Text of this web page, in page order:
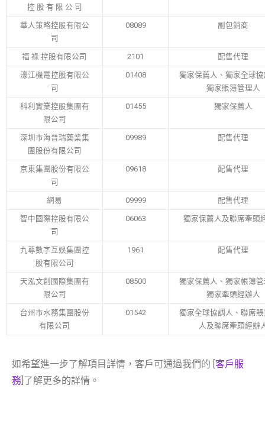
控 股 有 限 公 司
華人策略控股有限公
司
08089 副包銷商
福 祿 控股有限公司 2101 配售代理
濠江機電控股有限公
司
01408
獨家保薦人、獨家全球
獨家賬簿管理人
科利實業控股集團有
限公司
01455 獨家保薦人
深圳市海普瑞藥業集
團股份有限公司
09989 配售代理
京東集團股份有限公
司
09618 配售代理
網易 09999 配售代理
智中國際控股有限公
司
06063 獨家保薦人及聯席牽頭
九尊數字互娛集團控
股有限公司
1961 配售代理
天泓文創國際集團有
限公司
08500
獨家保薦人、獨家帳簿
獨家牽頭經辦人
台州市水務集團股份
有限公司
01542
獨家全球協調人、聯席
人及聯席牽頭經辦
如希望進一步了解項目詳情，客戶可通過我們的 [ 客戶服
務 ]了解更多的詳情。